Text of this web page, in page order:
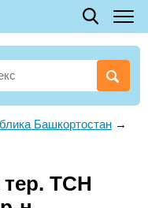
Башкортостан →
ТСН